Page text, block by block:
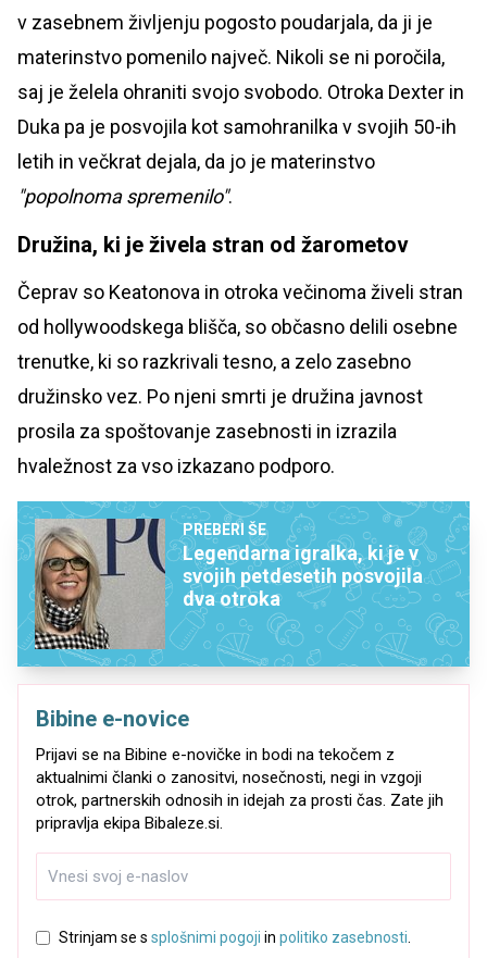
v zasebnem življenju pogosto poudarjala, da ji je
materinstvo pomenilo največ. Nikoli se ni poročila,
saj je želela ohraniti svojo svobodo. Otroka Dexter in
Duka pa je posvojila kot samohranilka v svojih 50-ih
letih in večkrat dejala, da jo je materinstvo
"popolnoma spremenilo".
Družina, ki je živela stran od žarometov
Čeprav so Keatonova in otroka večinoma živeli stran
od hollywoodskega blišča, so občasno delili osebne
trenutke, ki so razkrivali tesno, a zelo zasebno
družinsko vez. Po njeni smrti je družina javnost
prosila za spoštovanje zasebnosti in izrazila
hvaležnost za vso izkazano podporo.
PREBERI ŠE
Legendarna igralka, ki je v
svojih petdesetih posvojila
dva otroka
Bibine e-novice
Prijavi se na Bibine e-novičke in bodi na tekočem z
aktualnimi članki o zanositvi, nosečnosti, negi in vzgoji
otrok, partnerskih odnosih in idejah za prosti čas. Zate jih
pripravlja ekipa Bibaleze.si.
Strinjam se s splošnimi pogoji in politiko zasebnosti